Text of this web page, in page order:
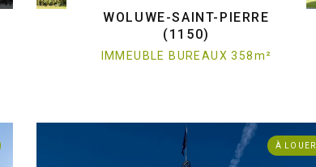
WOLUWE-SAINT-PIERRE
(1150)
IMMEUBLE BUREAUX 358m²
À LOUER